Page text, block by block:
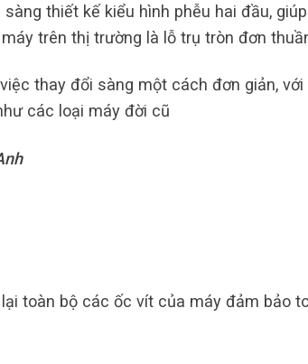
thiết kế kiểu hình phễu hai đầu, giúp
trên thị trường là lỗ trụ tròn đơn
thay đổi sàng một cách đơn giản, với
các loại máy đời cũ
toàn bộ các ốc vít của máy đảm bảo